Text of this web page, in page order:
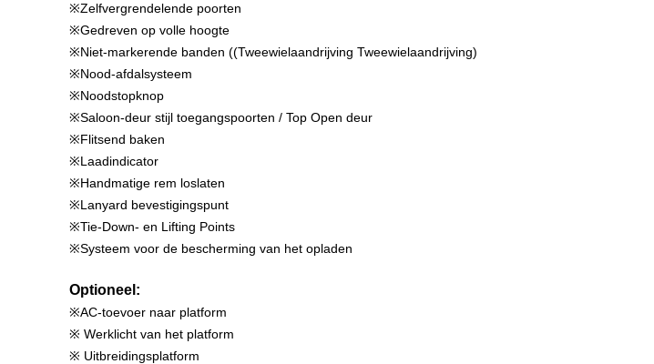
※Zelfvergrendelende poorten
※Gedreven op volle hoogte
※Niet-markerende banden ((Tweewielaandrijving Tweewielaandrijving)
※Nood-afdalsysteem
※Noodstopknop
※Saloon-deur stijl toegangspoorten / Top Open deur
※Flitsend baken
※Laadindicator
※Handmatige rem loslaten
※Lanyard bevestigingspunt
※Tie-Down- en Lifting Points
※Systeem voor de bescherming van het opladen
Optioneel:
※AC-toevoer naar platform
※ Werklicht van het platform
※ Uitbreidingsplatform